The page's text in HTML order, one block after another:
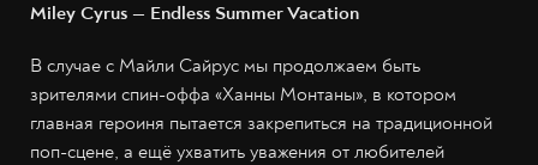
Miley Cyrus — Endless Summer Vacation
В случае с Майли Сайрус мы продолжаем быть
зрителями спин-оффа «Ханны Монтаны», в котором
главная героиня пытается закрепиться на традиционной
поп-сцене, а ещё ухватить уважения от любителей